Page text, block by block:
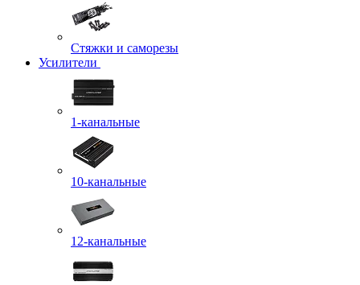
Стяжки и саморезы
Усилители
1-канальные
10-канальные
12-канальные